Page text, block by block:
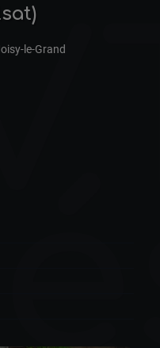
le-Grand